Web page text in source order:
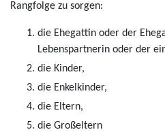
Rangfolge zu sorgen:
die Ehegattin oder der
Lebenspartnerin oder der
die Kinder,
die Enkelkinder,
die Eltern,
die Großeltern